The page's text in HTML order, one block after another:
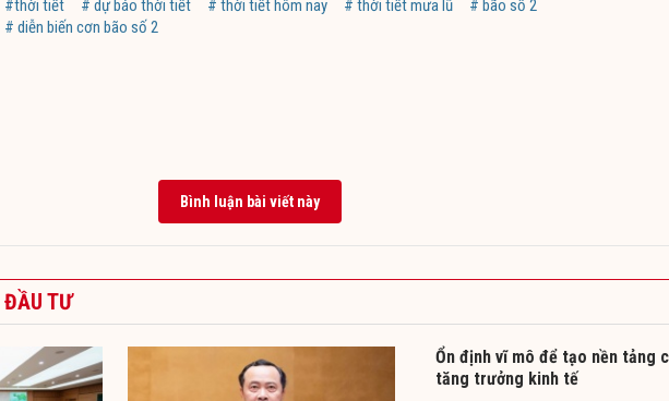
#thời tiết # dự báo thời tiết # thời tiết hôm nay # thời tiết mưa lũ
# bão số 2
# diễn biến cơn bão số 2
Bình luận bài viết này
ĐẦU TƯ
Ổn định vĩ mô để tạo nền tảng
tăng trưởng kinh tế